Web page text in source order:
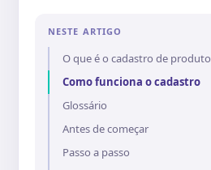
NESTE ARTIGO
O que é o cadastro de produto
Como funciona o cadastro
Glossário
Antes de começar
Passo a passo